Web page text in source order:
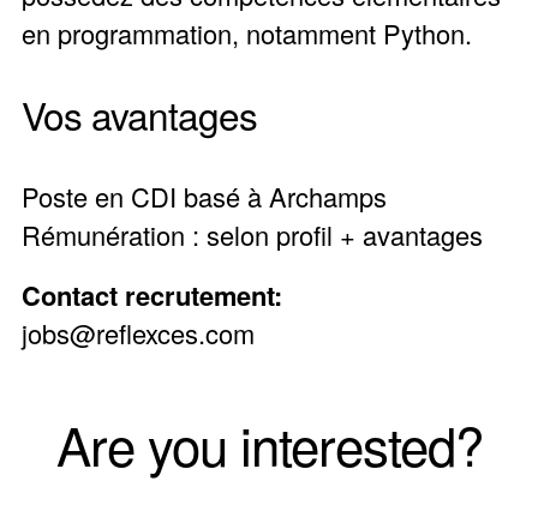
en programmation, notamment Python.
Vos avantages
Poste en CDI basé à Archamps
Rémunération : selon profil + avantages
Contact recrutement:
jobs@reflexces.com
Are you interested?